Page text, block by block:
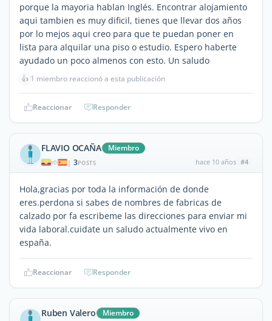
porque la mayoria hablan Inglés. Encontrar alojamiento
aqui tambien es muy dificil, tienes que llevar dos años
por lo mejos aqui creo para que te puedan poner en
lista para alquilar una piso o estudio. Espero haberte
ayudado un poco almenos con esto. Un saludo
👍 1 miembro reaccionó a esta publicación
Reaccionar Responder
FLAVIO OCAÑA Miembro
| 3POSTS hace 10 años #4
Hola,gracias por toda la información de donde
eres.perdona si sabes de nombres de fabricas de
calzado por fa escribeme las direcciones para enviar mi
vida laboral.cuidate un saludo actualmente vivo en
españa.
Reaccionar Responder
Ruben Valero Miembro